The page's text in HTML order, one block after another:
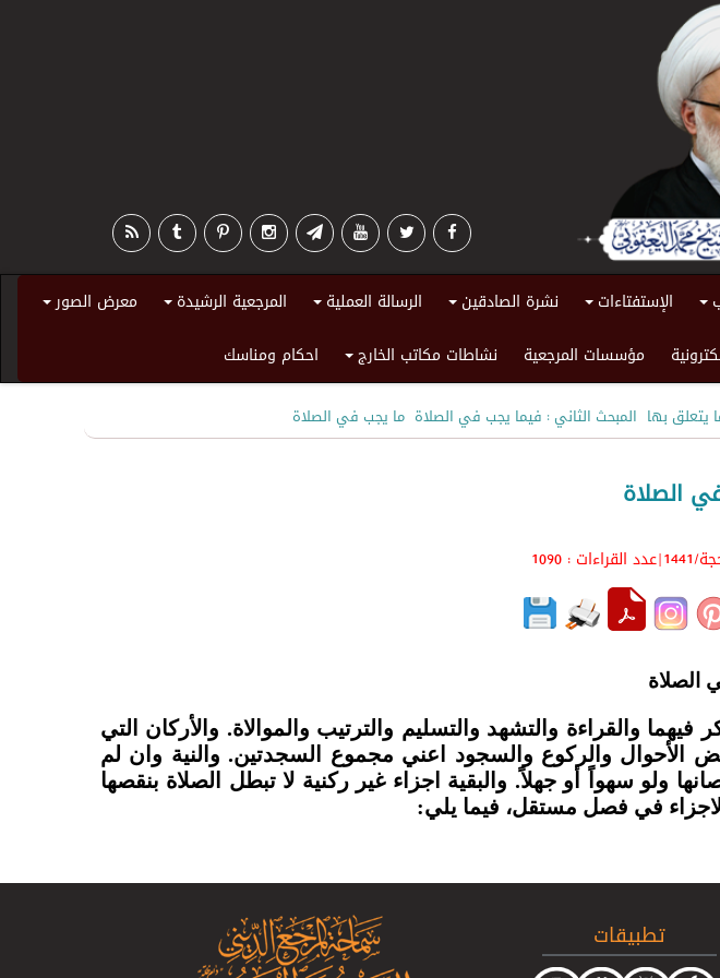
الإستفتاءات نشرة الصادقين الرسالة العملية المرجعية الرشيدة معرض الصور
مؤسسات المرجعية نشاطات مكاتب الخارج احكام ومناسك
يتعلق بها المبحث الثاني : فيما يجب في الصلاة ما يجب في الصلاة
الصلاة
|عدد القراءات : 1090
الصلاة
والقراءة والتشهد والتسليم والترتيب والموالاة. والأركان التي
الأحوال والركوع والسجود اعني مجموع السجدتين. والنية وان لم
ولو سهواً أو جهلاً. والبقية اجزاء غير ركنية لا تبطل الصلاة بنقصها
في فصل مستقل، فيما يلي:
تطبيقات